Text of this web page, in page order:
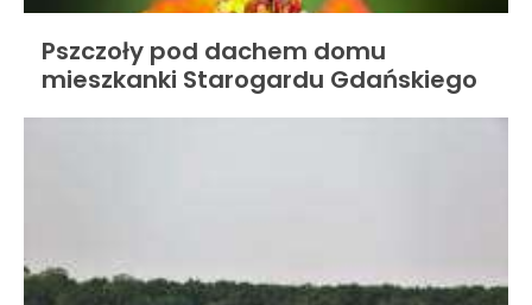
Pszczoły pod dachem domu
mieszkanki Starogardu Gdańskiego